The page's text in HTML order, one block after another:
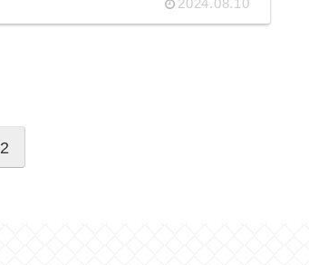
2